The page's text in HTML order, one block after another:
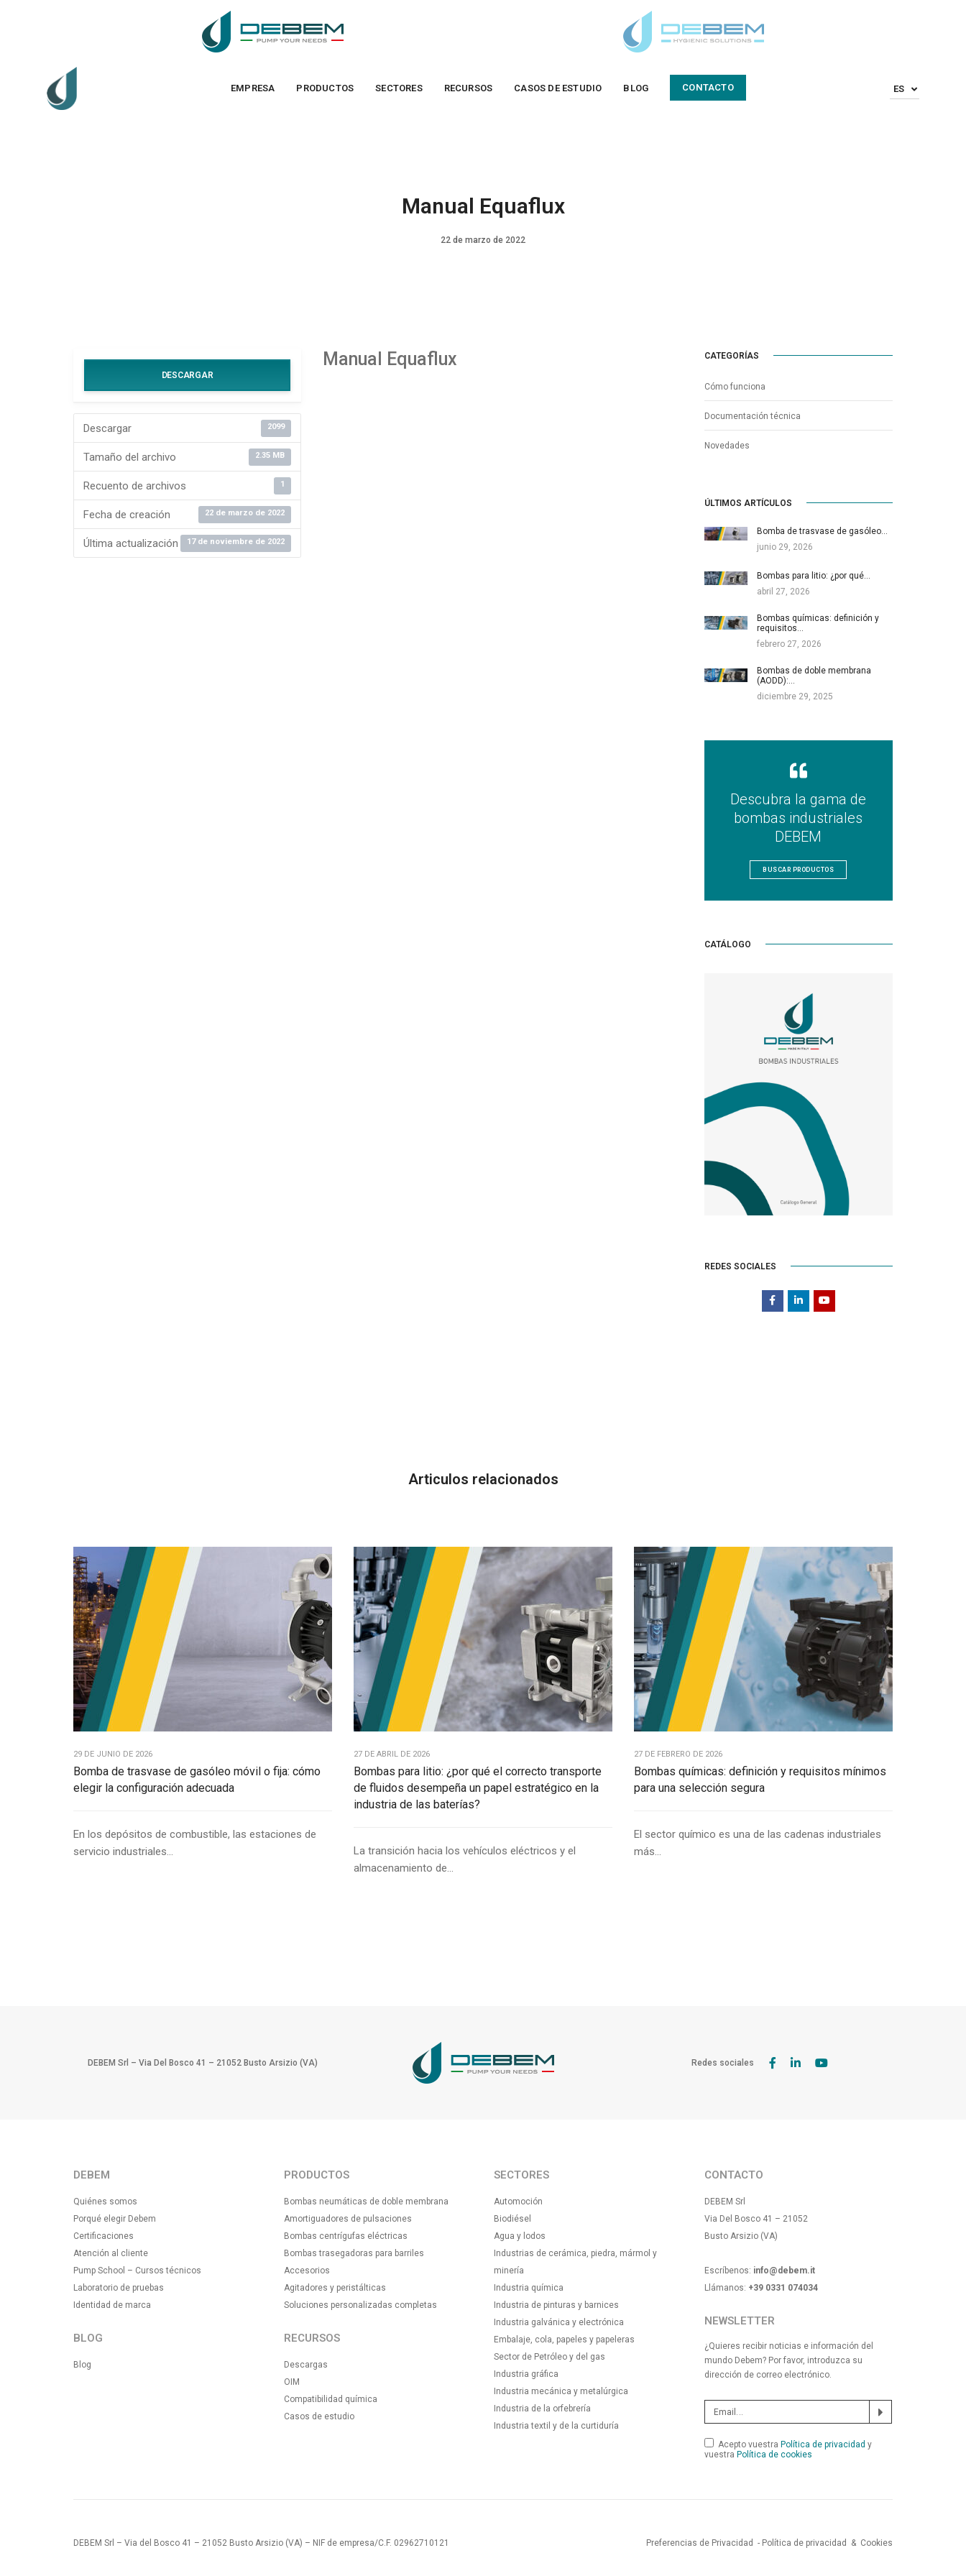
EMPRESA PRODUCTOS SECTORES RECURSOS CASOS DE ESTUDIO BLOG CONTACTO ES
Manual Equaflux
22 de marzo de 2022
DESCARGAR
Descargar 2099
Tamaño del archivo 2.35 MB
Recuento de archivos 1
Fecha de creación 22 de marzo de 2022
Última actualización 17 de noviembre de 2022
Manual Equaflux CATEGORÍAS
Cómo funciona
Documentación técnica
Novedades
ÚLTIMOS ARTÍCULOS
Bomba de trasvase de gasóleo…
junio 29, 2026
Bombas para litio: ¿por qué…
abril 27, 2026
Bombas químicas: definición y
requisitos…
febrero 27, 2026
Bombas de doble membrana
(AODD):…
diciembre 29, 2025
Descubra la gama de
bombas industriales
DEBEM
BUSCAR PRODUCTOS
CATÁLOGO
REDES SOCIALES
Articulos relacionados
29 DE JUNIO DE 2026
Bomba de trasvase de gasóleo móvil o fija: cómo
elegir la configuración adecuada
En los depósitos de combustible, las estaciones de
servicio industriales...
27 DE ABRIL DE 2026
Bombas para litio: ¿por qué el correcto transporte
de fluidos desempeña un papel estratégico en la
industria de las baterías?
La transición hacia los vehículos eléctricos y el
almacenamiento de...
27 DE FEBRERO DE 2026
Bombas químicas: definición y requisitos mínimos
para una selección segura
El sector químico es una de las cadenas industriales
más...
DEBEM Srl – Via Del Bosco 41 – 21052 Busto Arsizio (VA) Redes sociales
DEBEM
Quiénes somos
Porqué elegir Debem
Certificaciones
Atención al cliente
Pump School – Cursos técnicos
Laboratorio de pruebas
Identidad de marca
BLOG
Blog
PRODUCTOS
Bombas neumáticas de doble membrana
Amortiguadores de pulsaciones
Bombas centrígufas eléctricas
Bombas trasegadoras para barriles
Accesorios
Agitadores y peristálticas
Soluciones personalizadas completas
RECURSOS
Descargas
OIM
Compatibilidad química
Casos de estudio
SECTORES
Automoción
Biodiésel
Agua y lodos
Industrias de cerámica, piedra, mármol y
minería
Industria química
Industria de pinturas y barnices
Industria galvánica y electrónica
Embalaje, cola, papeles y papeleras
Sector de Petróleo y del gas
Industria gráfica
Industria mecánica y metalúrgica
Industria de la orfebrería
Industria textil y de la curtiduría
CONTACTO
DEBEM Srl
Via Del Bosco 41 – 21052
Busto Arsizio (VA)
Escríbenos: info@debem.it
Llámanos: +39 0331 074034
NEWSLETTER
¿Quieres recibir noticias e información del
mundo Debem? Por favor, introduzca su
dirección de correo electrónico.
Acepto vuestra Política de privacidad y
vuestra Política de cookies
DEBEM Srl – Via del Bosco 41 – 21052 Busto Arsizio (VA) – NIF de empresa/C.F. 02962710121 Preferencias de Privacidad - Política de privacidad & Cookies